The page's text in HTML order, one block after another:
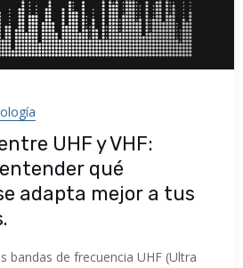
UHF y VHF:
qué
adapta mejor a tus
bandas de frecuencia UHF (Ultra